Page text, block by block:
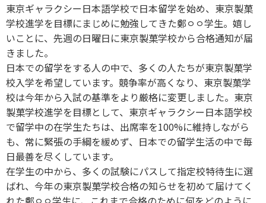
東京ギャラクシー日本語学校で日本留学を始め、東京製菓
学校進学を目標にまじめに勉強してきた鄭ㅇㅇ学生。嬉し
いことに、先週の日曜日に東京製菓学校から合格通知が届
きました。
日本での留学をする人の中で、多くの人たちが東京製菓学
校入学を希望しています。競争率が高くなり、東京製菓学
校は今年から入試の基準をより厳格に変更しました。東京
製菓学校進学を目標として、東京ギャラクシー日本語学校
で留学中の在学生たちは、出席率を100%に維持しながら
も、常に緊張の手綱を緩めず、日本での留学生活の中で毎
日最善を尽くしています。
在学生の中から、多くの試験にパスして指定校特待生に選
ばれ、今年の東京製菓学校合格の知らせを初めて届けてく